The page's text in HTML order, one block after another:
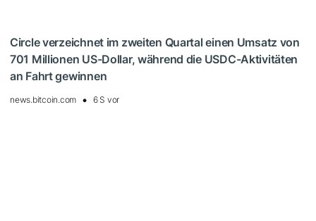
Circle verzeichnet im zweiten Quartal einen Umsatz von
701 Millionen US-Dollar, während die USDC-Aktivitäten
an Fahrt gewinnen
news.bitcoin.com 6 S vor